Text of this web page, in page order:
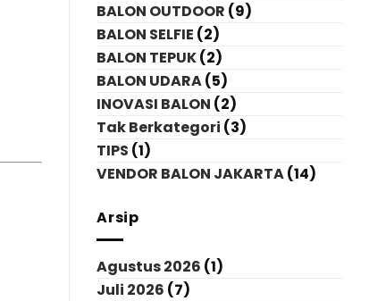
BALON OUTDOOR (9)
BALON SELFIE (2)
BALON TEPUK(2)
BALON UDARA(5)
INOVASI BALON (2)
Tak Berkategori (3)
TIPS (1)
VENDOR BALON JAKARTA(14)
Arsip
Agustus 2026 (1)
Juli 2026 (7)